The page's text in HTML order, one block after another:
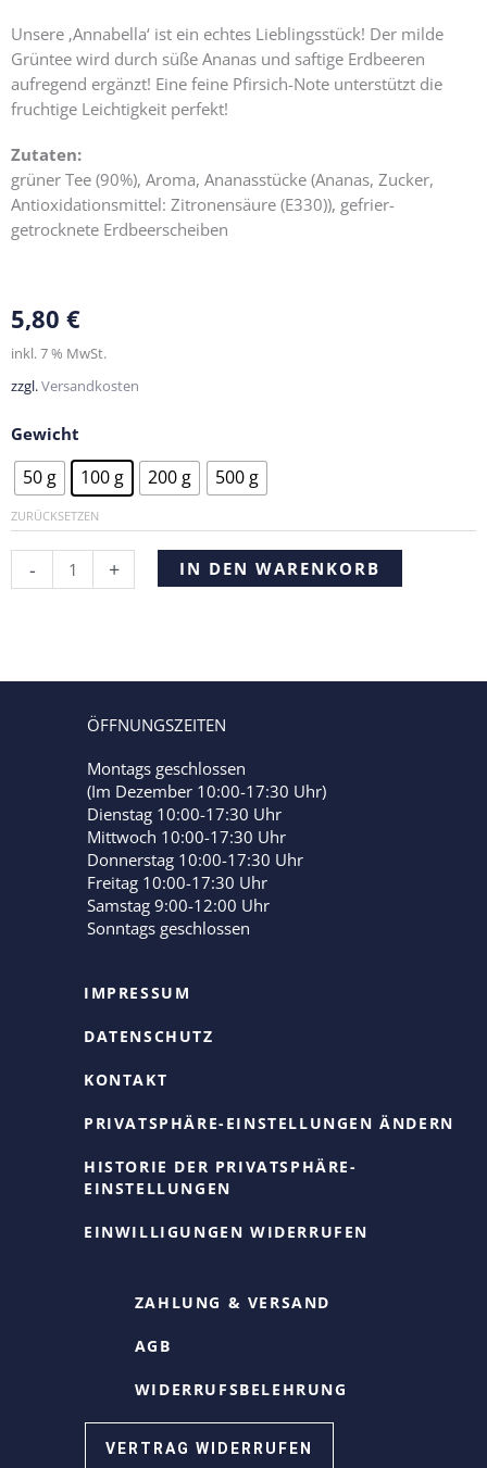
Unsere ‚Annabella‘ ist ein echtes Lieblingsstück! Der milde
Grüntee wird durch süße Ananas und saftige Erdbeeren
aufregend ergänzt! Eine feine Pfirsich-Note unterstützt die
fruchtige Leichtigkeit perfekt!
Zutaten:
grüner Tee (90%), Aroma, Ananasstücke (Ananas, Zucker,
Antioxidationsmittel: Zitronensäure (E330)), gefrier-
getrocknete Erdbeerscheiben
5,80 €
inkl. 7 % MwSt.
zzgl.Versandkosten
Gewicht
50 g 100 g 200 g 500 g
ZURÜCKSETZEN
-
Annabella
Menge
+ IN DEN WARENKORB
ZAHLUNG & VERSAND
AGB
WIDERRUFSBELEHRUNG
IMPRESSUM
DATENSCHUTZ
KONTAKT
PRIVATSPHÄRE-EINSTELLUNGEN ÄNDERN
HISTORIE DER PRIVATSPHÄRE-
EINSTELLUNGEN
EINWILLIGUNGEN WIDERRUFEN
ÖFFNUNGSZEITEN
Montags geschlossen
(Im Dezember 10:00-17:30 Uhr)
Dienstag 10:00-17:30 Uhr
Mittwoch 10:00-17:30 Uhr
Donnerstag 10:00-17:30 Uhr
Freitag 10:00-17:30 Uhr
Samstag 9:00-12:00 Uhr
Sonntags geschlossen
VERTRAG WIDERRUFEN